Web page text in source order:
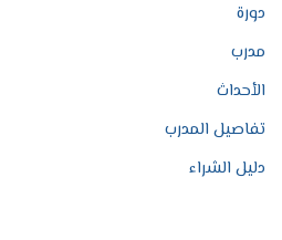
دورة
مدرب
الأحداث
تفاصيل المدرب
دليل الشراء